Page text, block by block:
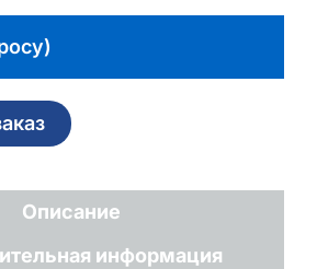
Описание
информация